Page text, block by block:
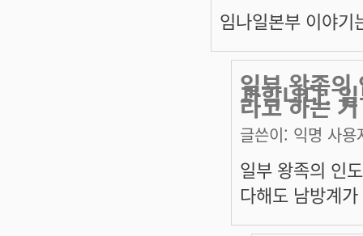
임나일본부 이야
일부 왕족
과합니다.
라고 하는
글쓴이: 익명 사용
일부 왕족의 인
다해도 남방계